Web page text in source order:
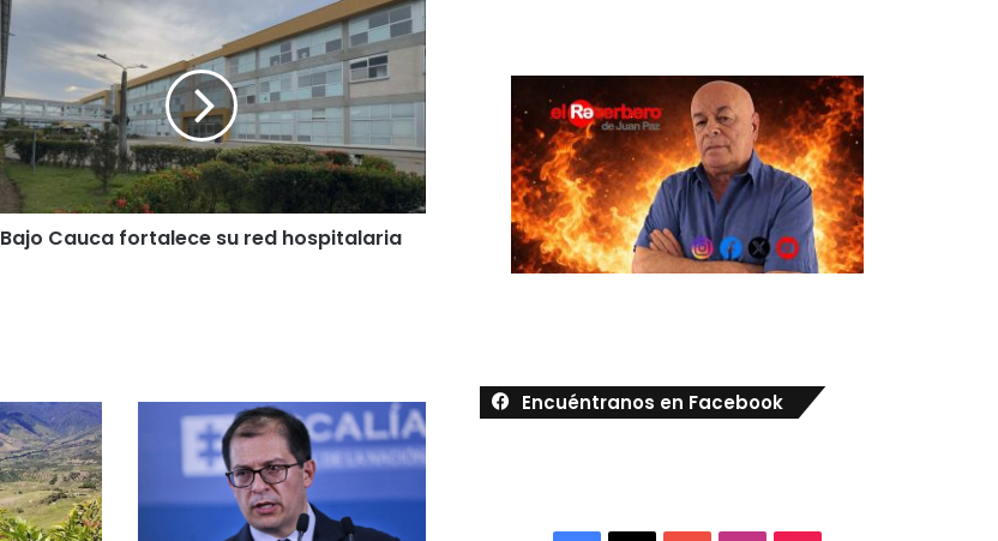
Bajo Cauca fortalece su red hospitalaria
Encuéntranos en Facebook